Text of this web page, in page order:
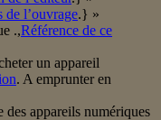
de l’ouvrage.} »
.,Référence de ce
un appareil
. A emprunter en
appareils numériques